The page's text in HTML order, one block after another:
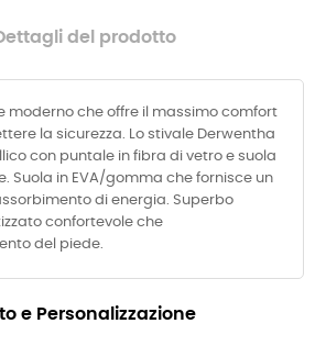
del prodotto
moderno che offre il massimo comfort
la sicurezza. Lo stivale Derwentha
con puntale in fibra di vetro e suola
Suola in EVA/gomma che fornisce un
di energia. Superbo
confortevole che
del piede.
e Personalizzazione